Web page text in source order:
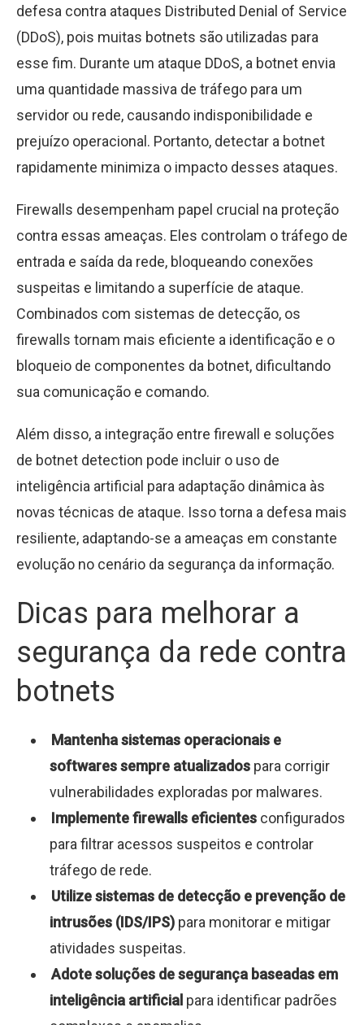
defesa contra ataques Distributed Denial of Service
(DDoS), pois muitas botnets são utilizadas para
esse fim. Durante um ataque DDoS, a botnet envia
uma quantidade massiva de tráfego para um
servidor ou rede, causando indisponibilidade e
prejuízo operacional. Portanto, detectar a botnet
rapidamente minimiza o impacto desses ataques.
Firewalls desempenham papel crucial na proteção
contra essas ameaças. Eles controlam o tráfego de
entrada e saída da rede, bloqueando conexões
suspeitas e limitando a superfície de ataque.
Combinados com sistemas de detecção, os
firewalls tornam mais eficiente a identificação e o
bloqueio de componentes da botnet, dificultando
sua comunicação e comando.
Além disso, a integração entre firewall e soluções
de botnet detection pode incluir o uso de
inteligência artificial para adaptação dinâmica às
novas técnicas de ataque. Isso torna a defesa mais
resiliente, adaptando-se a ameaças em constante
evolução no cenário da segurança da informação.
Dicas para melhorar a
segurança da rede contra
botnets
Mantenha sistemas operacionais e
softwares sempre atualizados para corrigir
vulnerabilidades exploradas por malwares.
Implemente firewalls eficientes configurados
para filtrar acessos suspeitos e controlar
tráfego de rede.
Utilize sistemas de detecção e prevenção de
intrusões (IDS/IPS) para monitorar e mitigar
atividades suspeitas.
Adote soluções de segurança baseadas em
inteligência artificial para identificar padrões